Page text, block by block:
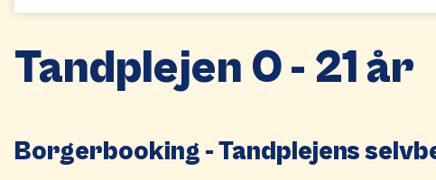
Tandplejen 0 - 21 år
Borgerbooking​ - Tandplejens